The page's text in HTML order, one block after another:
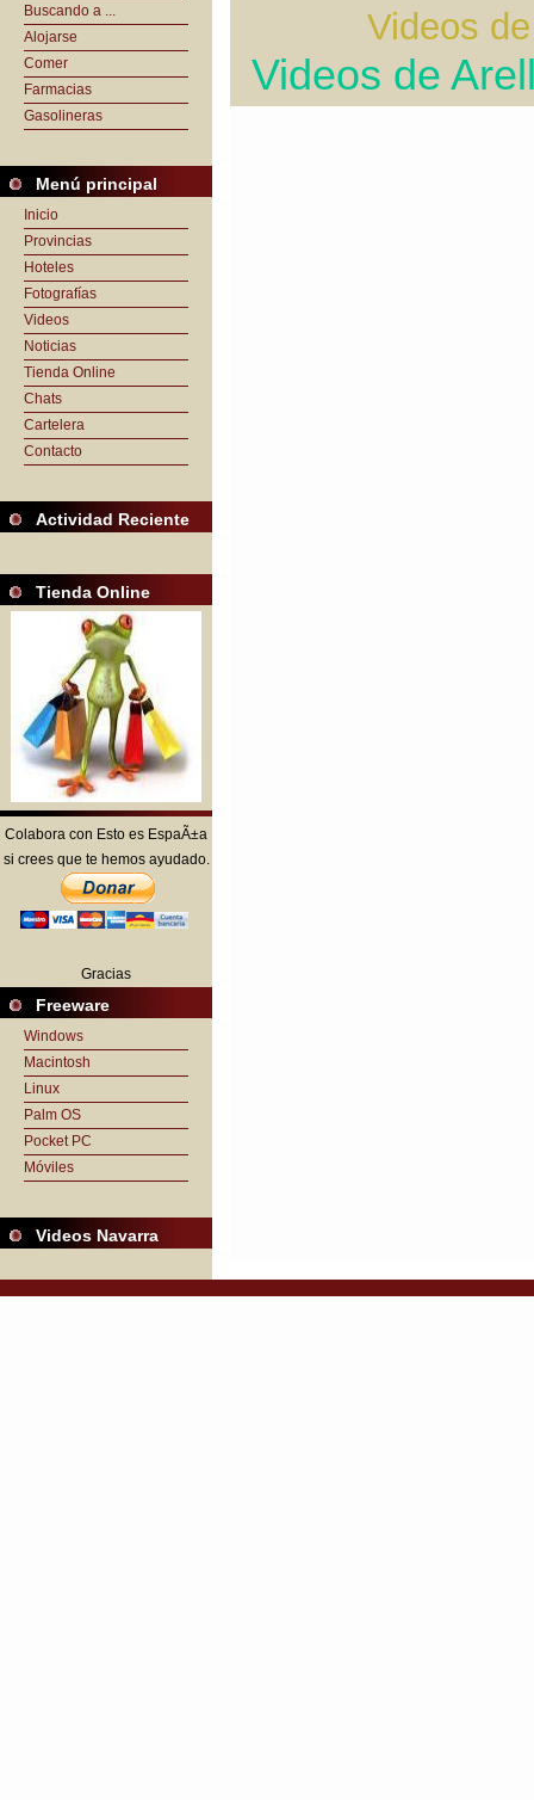
Buscando a ...
Alojarse
Comer
Farmacias
Gasolineras
Menú principal
Inicio
Provincias
Hoteles
Fotografías
Videos
Noticias
Tienda Online
Chats
Cartelera
Contacto
Actividad Reciente
Tienda Online
Colabora con Esto es EspaÃ±a
si crees que te hemos ayudado.
Gracias
Freeware
Windows
Macintosh
Linux
Palm OS
Pocket PC
Móviles
Videos Navarra
Videos
Videos de